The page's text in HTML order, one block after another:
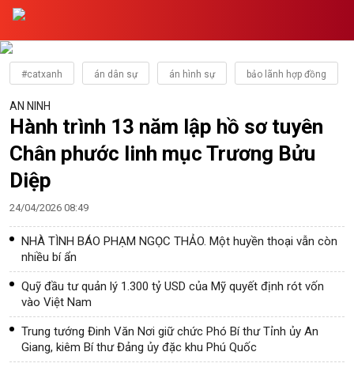
#catxanh án dân sự án hình sự bảo lãnh hợp đồng
AN NINH
Hành trình 13 năm lập hồ sơ tuyên
Chân phước linh mục Trương Bửu
Diệp
24/04/2026 08:49
NHÀ TÌNH BÁO PHẠM NGỌC THẢO. Một huyền thoại vẫn còn
nhiều bí ẩn
Quỹ đầu tư quản lý 1.300 tỷ USD của Mỹ quyết định rót vốn
vào Việt Nam
Trung tướng Đinh Văn Nơi giữ chức Phó Bí thư Tỉnh ủy An
Giang, kiêm Bí thư Đảng ủy đặc khu Phú Quốc